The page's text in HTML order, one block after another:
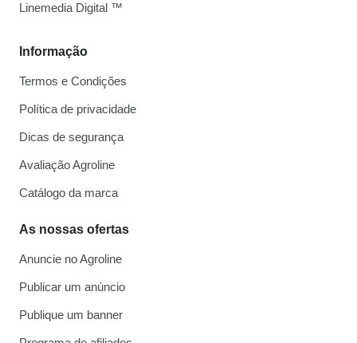
Informação
Termos e Condições
Política de privacidade
Dicas de segurança
Avaliação Agroline
Catálogo da marca
As nossas ofertas
Anuncie no Agroline
Publicar um anúncio
Publique um banner
Linemedia Digital ™